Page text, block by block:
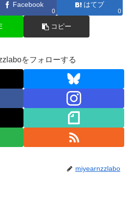
Facebook
0
はてブ
0
コピー
をフォローする
miyearnzzlabo